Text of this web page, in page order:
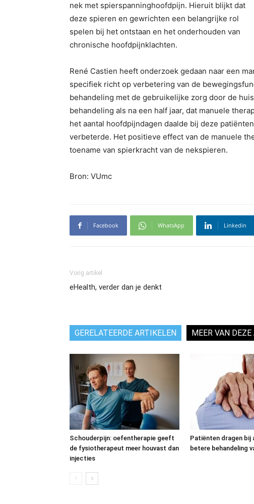
nek met spierspanninghoofdpijn. Hieruit blijkt dat
deze spieren en gewrichten een belangrijke rol
spelen bij het ontstaan en het onderhouden van
chronische hoofdpijnklachten.
René Castien heeft onderzoek gedaan naar een
specifiek richt op verbetering van de
behandeling met de gebruikelijke zorg door de
behandeling als na een half jaar, dat manuele
het aantal hoofdpijndagen daalde bij deze
verbeterde. Het positieve effect van de manuele
toename van spierkracht van de nekspieren.
Bron: VUmc
Facebook WhatsApp Linkedin
Vorig artikel
eHealth, verder dan je denkt
GERELATEERDE ARTIKELEN MEER VAN DEZE
Schouderpijn: oefentherapie geeft
de fysiotherapeut meer houvast dan
injecties
Patiënten dragen bij
betere behandeling